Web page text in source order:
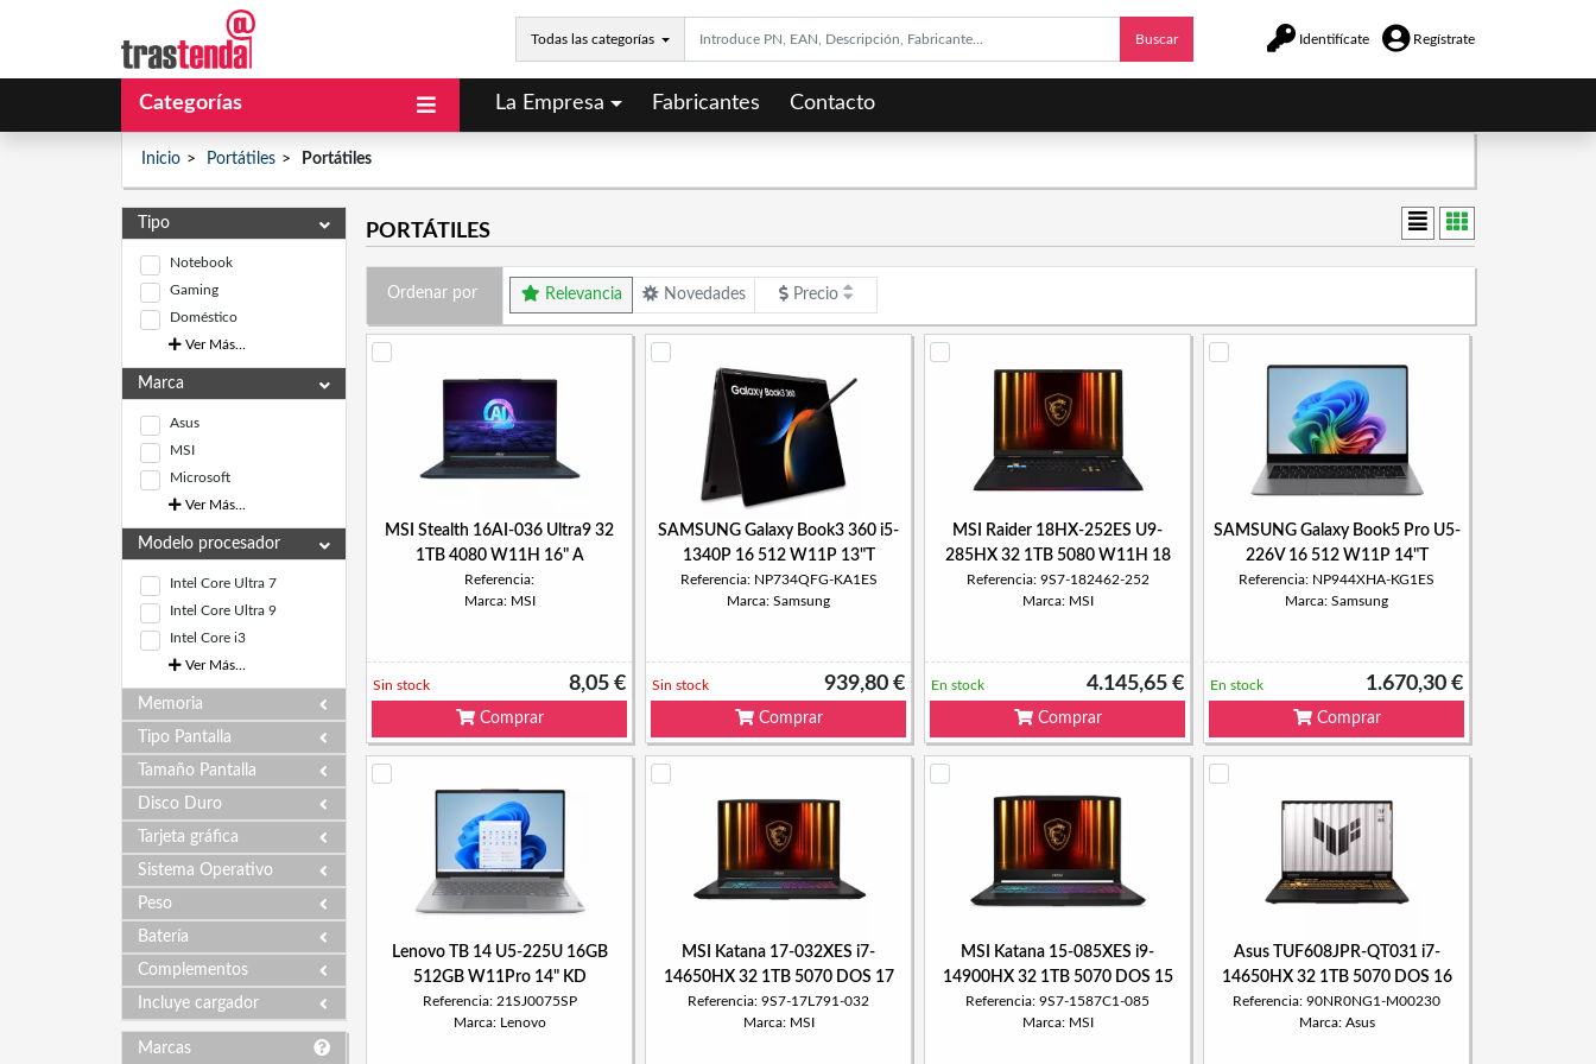
Todas las categorías Buscar Identifícate Regístrate
Categorías La Empresa Fabricantes Contacto
Inicio Portátiles Portátiles
Tipo
Notebook
Gaming
Doméstico
Ver Más...
Marca
Asus
MSI
Microsoft
Ver Más...
Modelo procesador
Intel Core Ultra 7
Intel Core Ultra 9
Intel Core i3
Ver Más...
Memoria
Tipo Pantalla
Tamaño Pantalla
Disco Duro
Tarjeta gráfica
Sistema Operativo
Peso
Batería
Complementos
Incluye cargador
Marcas
PORTÁTILES
Ordenar por Relevancia Novedades Precio
MSI Stealth 16AI-036 Ultra9 32
1TB 4080 W11H 16" A
Referencia:
Marca: MSI
8,05 €
Sin stock
Comprar
SAMSUNG Galaxy Book3 360 i5-
1340P 16 512 W11P 13"T
Referencia: NP734QFG-KA1ES
Marca: Samsung
939,80 €
Sin stock
Comprar
MSI Raider 18HX-252ES U9-
285HX 32 1TB 5080 W11H 18
Referencia: 9S7-182462-252
Marca: MSI
4.145,65 €
En stock
Comprar
SAMSUNG Galaxy Book5 Pro U5-
226V 16 512 W11P 14"T
Referencia: NP944XHA-KG1ES
Marca: Samsung
1.670,30 €
En stock
Comprar
Lenovo TB 14 U5-225U 16GB
512GB W11Pro 14" KD
Referencia: 21SJ0075SP
Marca: Lenovo
MSI Katana 17-032XES i7-
14650HX 32 1TB 5070 DOS 17
Referencia: 9S7-17L791-032
Marca: MSI
MSI Katana 15-085XES i9-
14900HX 32 1TB 5070 DOS 15
Referencia: 9S7-1587C1-085
Marca: MSI
Asus TUF608JPR-QT031 i7-
14650HX 32 1TB 5070 DOS 16
Referencia: 90NR0NG1-M00230
Marca: Asus